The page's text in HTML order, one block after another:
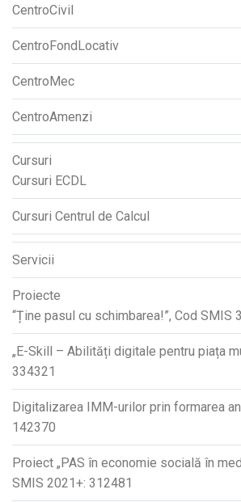
CentroCivil
CentroFondLocativ
CentroMec
CentroAmenzi
Cursuri
Cursuri ECDL
Cursuri Centrul de Calcul
Servicii
Proiecte
“Ține pasul cu schimbarea!”, Cod SMIS
„E-Skill – Abilități digitale pentru piața
334321
Digitalizarea IMM-urilor prin formarea
142370
Proiect „PAS în economie socială în
SMIS 2021+: 312481